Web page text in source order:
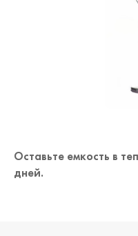
Оставьте емкость в
дней.